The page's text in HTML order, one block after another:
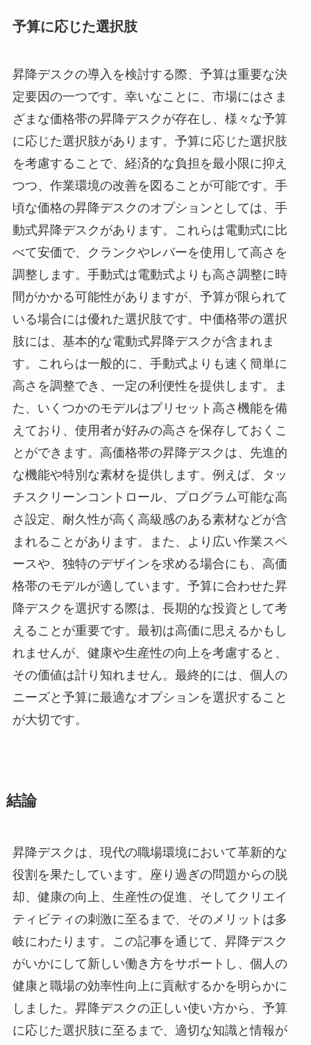
予算に応じた選択肢
昇降デスクの導入を検討する際、予算は重要な決
定要因の一つです。幸いなことに、市場にはさま
ざまな価格帯の昇降デスクが存在し、様々な予算
に応じた選択肢があります。予算に応じた選択肢
を考慮することで、経済的な負担を最小限に抑え
つつ、作業環境の改善を図ることが可能です。手
頃な価格の昇降デスクのオプションとしては、手
動式昇降デスクがあります。これらは電動式に比
べて安価で、クランクやレバーを使用して高さを
調整します。手動式は電動式よりも高さ調整に時
間がかかる可能性がありますが、予算が限られて
いる場合には優れた選択肢です。中価格帯の選択
肢には、基本的な電動式昇降デスクが含まれま
す。これらは一般的に、手動式よりも速く簡単に
高さを調整でき、一定の利便性を提供します。ま
た、いくつかのモデルはプリセット高さ機能を備
えており、使用者が好みの高さを保存しておくこ
とができます。高価格帯の昇降デスクは、先進的
な機能や特別な素材を提供します。例えば、タッ
チスクリーンコントロール、プログラム可能な高
さ設定、耐久性が高く高級感のある素材などが含
まれることがあります。また、より広い作業スペ
ースや、独特のデザインを求める場合にも、高価
格帯のモデルが適しています。予算に合わせた昇
降デスクを選択する際は、長期的な投資として考
えることが重要です。最初は高価に思えるかもし
れませんが、健康や生産性の向上を考慮すると、
その価値は計り知れません。最終的には、個人の
ニーズと予算に最適なオプションを選択すること
が大切です。
結論
昇降デスクは、現代の職場環境において革新的な
役割を果たしています。座り過ぎの問題からの脱
却、健康の向上、生産性の促進、そしてクリエイ
ティビティの刺激に至るまで、そのメリットは多
岐にわたります。この記事を通じて、昇降デスク
がいかにして新しい働き方をサポートし、個人の
健康と職場の効率性向上に貢献するかを明らかに
しました。昇降デスクの正しい使い方から、予算
に応じた選択肢に至るまで、適切な知識と情報が